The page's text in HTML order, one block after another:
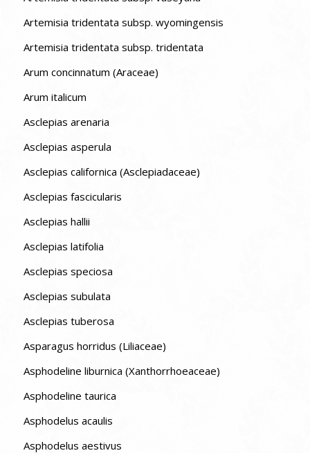
Artemisia tridentata subsp. wyomingensis
Artemisia tridentata subsp. tridentata
Arum concinnatum (Araceae)
Arum italicum
Asclepias arenaria
Asclepias asperula
Asclepias californica (Asclepiadaceae)
Asclepias fascicularis
Asclepias hallii
Asclepias latifolia
Asclepias speciosa
Asclepias subulata
Asclepias tuberosa
Asparagus horridus (Liliaceae)
Asphodeline liburnica (Xanthorrhoeaceae)
Asphodeline taurica
Asphodelus acaulis
Asphodelus aestivus